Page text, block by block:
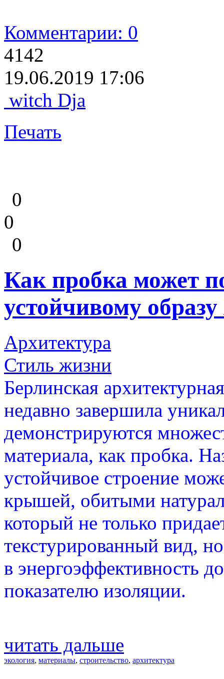
Комментарии: 0
4142
19.06.2019 17:06
witch Dja
Печать
0
0
0
Как пробка может
устойчивому
Архитектура
Стиль жизни
Берлинская
недавно завершила
демонстрируются
материала, как пробка.
устойчивое строение
крышей, обитыми
который не только
текстурированный вид,
в энергоэффективность
показателю изоляции.
читать дальше
экология, материалы, строительство, архитектура